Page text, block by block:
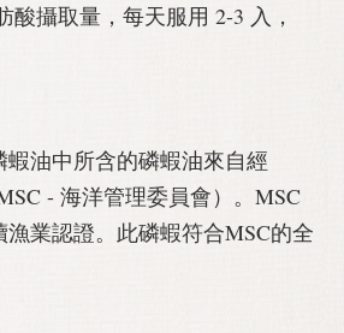
酸攝取量，每天服用 2-3 入，
蝦油中所含的磷蝦油來自經
- 海洋管理委員會）。MSC
業認證。此磷蝦符合MSC的全